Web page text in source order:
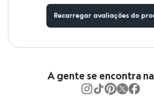
Casacos e Jaquetas
Bolsas e Mochilas
Chapéus e Bonés
Recarregar avaliações do
A gente se encontra na